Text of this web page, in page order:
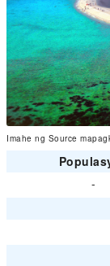
Imahe ng Source
-